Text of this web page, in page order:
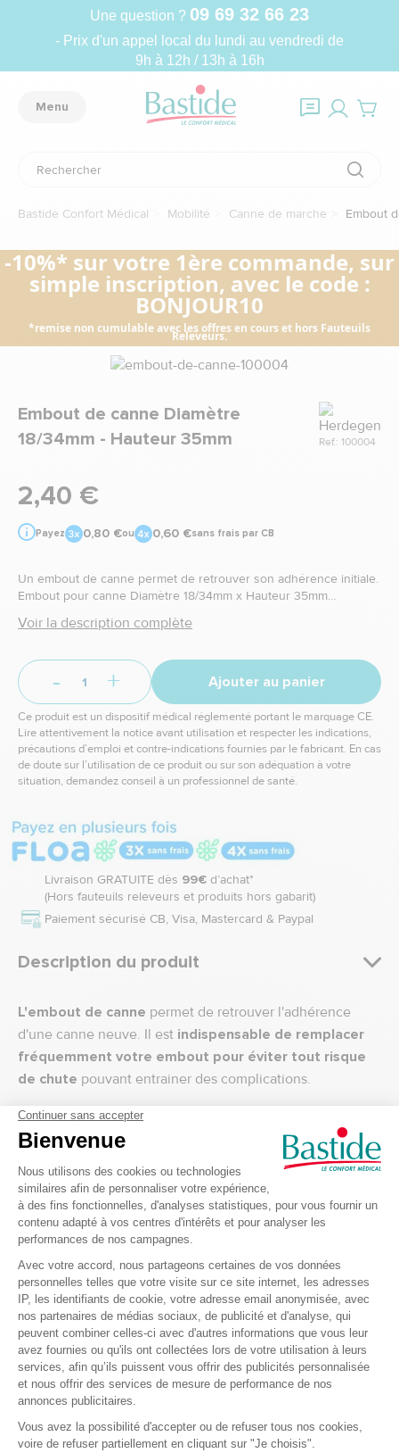
Une question ? 09 69 32 66 23
- Prix d'un appel local du lundi au vendredi de
9h à 12h / 13h à 16h
Menu
Bastide Confort Médical Mobilité Canne de marche Embout
-10%* sur votre 1ère commande, sur
simple inscription, avec le code :
BONJOUR10
*remise non cumulable avec les offres en cours et hors Fauteuils
Releveurs.
Embout de canne Diamètre
18/34mm - Hauteur 35mm
Marque
Ref.: 100004
2,40 €
Payez 0,80 €ou 0,60 €sans frais par CB
Un embout de canne permet de retrouver son adhérence initiale.
Embout pour canne Diamètre 18/34mm x Hauteur 35mm
Voir la description complète
- + Ajouter au panier
Ce produit est un dispositif médical réglementé portant le marquage CE.
Lire attentivement la notice avant utilisation et respecter les indications,
précautions d’emploi et contre-indications fournies par le fabricant. En cas
de doute sur l’utilisation de ce produit ou sur son adéquation à votre
situation, demandez conseil à un professionnel de santé.
Livraison GRATUITE dès 99€ d’achat*
(Hors fauteuils releveurs et produits hors gabarit)
Paiement sécurisé CB, Visa, Mastercard & Paypal
Description du produit
L'embout de canne permet de retrouver l'adhérence
d'une canne neuve. Il est indispensable de remplacer
fréquemment votre embout pour éviter tout risque
de chute pouvant entrainer des complications.
CARACTERISTIQUES de l'embout pour
Matériaux : Mélange de caoutchouc et de synthétique
Conformité aux normes en vigueur : Marquage CE et
Iso 11334-1
diamètre intérieur 18 mm
diamètre de la base 34 mm
adapté pour un tube de 19 à 22 mm de diamètre